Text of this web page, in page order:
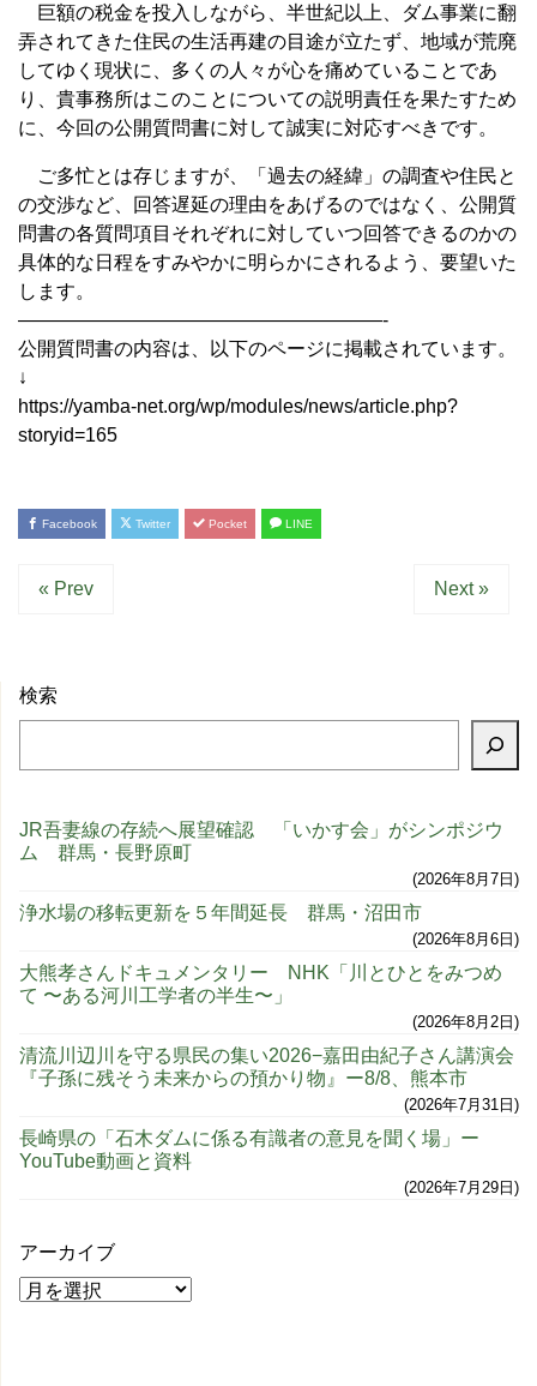
巨額の税金を投入しながら、半世紀以上、ダム事業に翻
弄されてきた住民の生活再建の目途が立たず、地域が荒廃
してゆく現状に、多くの人々が心を痛めていることであ
り、貴事務所はこのことについての説明責任を果たすため
に、今回の公開質問書に対して誠実に対応すべきです。
ご多忙とは存じますが、「過去の経緯」の調査や住民と
の交渉など、回答遅延の理由をあげるのではなく、公開質
問書の各質問項目それぞれに対していつ回答できるのかの
具体的な日程をすみやかに明らかにされるよう、要望いた
します。
———————————————————-
公開質問書の内容は、以下のページに掲載されています。
↓
https://yamba-net.org/wp/modules/news/article.php?
storyid=165
Facebook Twitter Pocket LINE
« Prev Next »
検索
JR吾妻線の存続へ展望確認 「いかす会」がシンポジウ
ム 群馬・長野原町
2026年8月7日
浄水場の移転更新を５年間延長 群馬・沼田市
2026年8月6日
大熊孝さんドキュメンタリー NHK「川とひとをみつめ
て 〜ある河川工学者の半生〜」
2026年8月2日
清流川辺川を守る県民の集い2026−嘉田由紀子さん講演会
『子孫に残そう未来からの預かり物』ー8/8、熊本市
2026年7月31日
長崎県の「石木ダムに係る有識者の意見を聞く場」ー
YouTube動画と資料
2026年7月29日
アーカイブ